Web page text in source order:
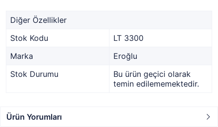
Diğer Özellikler
Stok Kodu
LT 3300
Marka
Eroğlu
Stok Durumu
Bu ürün geçici olarak
temin edilememektedir.
Ürün Yorumları